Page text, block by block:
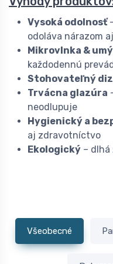
Vysoká odolnosť
odoláva nárazom
Mikrovlnka &
každodennú
Stohovateľný
Trvácna glazúra
neodlupuje
Hygienický a
aj zdravotníctvo
Ekologický – dlhá
Všeobecné